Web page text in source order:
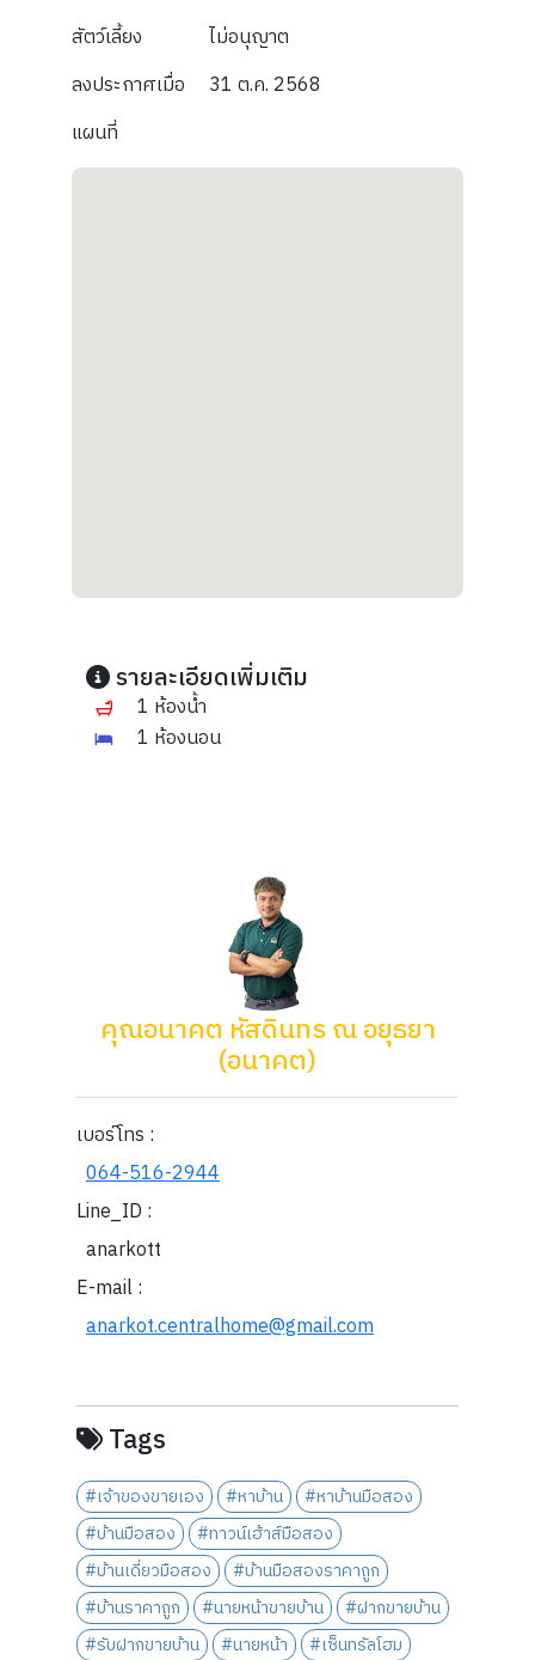
สัตว์เลี้ยง
ไม่อนุญาต
ลงประกาศเมื่อ
31 ต.ค. 2568
แผนที่
รายละเอียดเพิ่มเติม
1 ห้องน้ำ
1 ห้องนอน
คุณอนาคต หัสดินทร ณ อยุธยา
(อนาคต)
เบอร์โทร :
064-516-2944
Line_ID :
anarkott
E-mail :
anarkot.centralhome@gmail.com
Tags
#เจ้าของขายเอง #หาบ้าน
#หาบ้านมือสอง
#บ้านมือสอง
#ทาวน์เฮ้าส์มือสอง
#บ้านเดี่ยวมือสอง
#บ้านมือสองราคาถูก
#บ้านราคาถูก
#นายหน้าขายบ้าน
#ฝากขายบ้าน
#รับฝากขายบ้าน
#นายหน้า
#เซ็นทรัลโฮม